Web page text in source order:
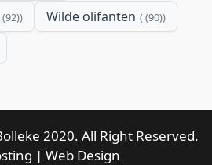
(92) Wilde olifanten (90)
2020. All Right Reserved.
| Web Design